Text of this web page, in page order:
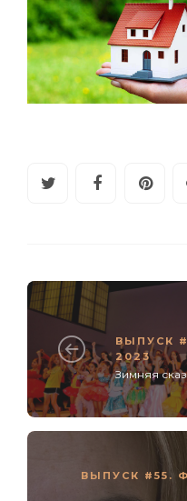
ВЫПУСК
2023
Зимняя
ВЫПУСК #55.